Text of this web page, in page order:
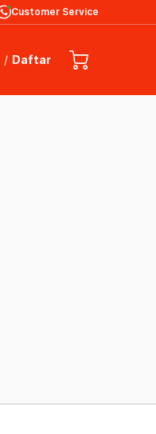
Customer Service
/ Daftar